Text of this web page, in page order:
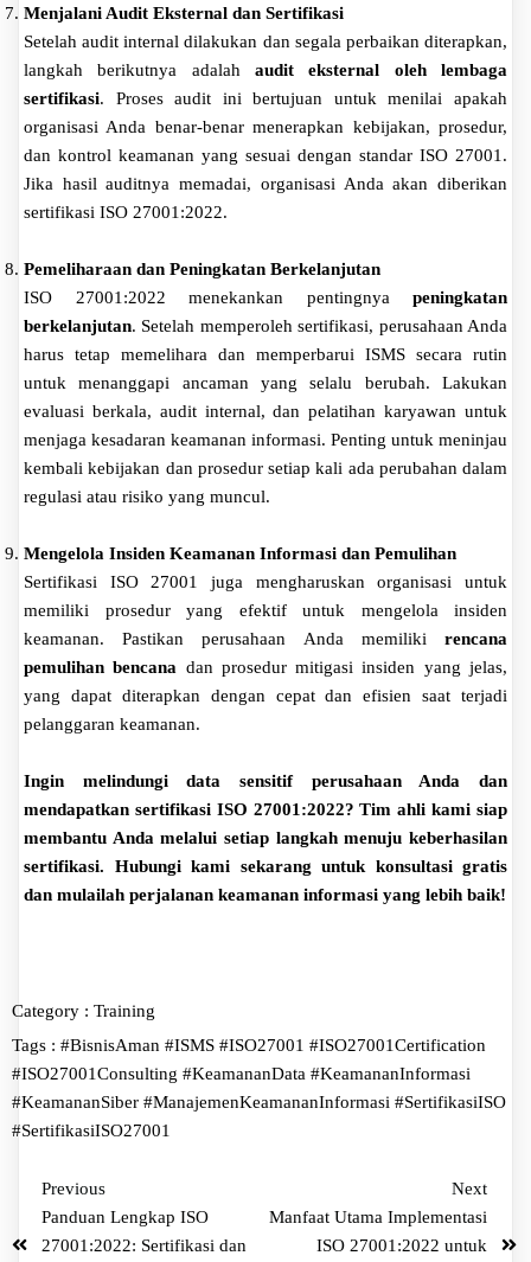
Menjalani Audit Eksternal dan Sertifikasi
Setelah audit internal dilakukan dan segala perbaikan diterapkan,
langkah berikutnya adalah audit eksternal oleh lembaga
sertifikasi. Proses audit ini bertujuan untuk menilai apakah
organisasi Anda benar-benar menerapkan kebijakan, prosedur,
dan kontrol keamanan yang sesuai dengan standar ISO 27001.
Jika hasil auditnya memadai, organisasi Anda akan diberikan
sertifikasi ISO 27001:2022.
Pemeliharaan dan Peningkatan Berkelanjutan
ISO 27001:2022 menekankan pentingnya peningkatan
berkelanjutan. Setelah memperoleh sertifikasi, perusahaan Anda
harus tetap memelihara dan memperbarui ISMS secara rutin
untuk menanggapi ancaman yang selalu berubah. Lakukan
evaluasi berkala, audit internal, dan pelatihan karyawan untuk
menjaga kesadaran keamanan informasi. Penting untuk meninjau
kembali kebijakan dan prosedur setiap kali ada perubahan dalam
regulasi atau risiko yang muncul.
Mengelola Insiden Keamanan Informasi dan Pemulihan
Sertifikasi ISO 27001 juga mengharuskan organisasi untuk
memiliki prosedur yang efektif untuk mengelola insiden
keamanan. Pastikan perusahaan Anda memiliki rencana
pemulihan bencana dan prosedur mitigasi insiden yang jelas,
yang dapat diterapkan dengan cepat dan efisien saat terjadi
pelanggaran keamanan.
Ingin melindungi data sensitif perusahaan Anda dan
mendapatkan sertifikasi ISO 27001:2022? Tim ahli kami siap
membantu Anda melalui setiap langkah menuju keberhasilan
sertifikasi. Hubungi kami sekarang untuk konsultasi gratis
dan mulailah perjalanan keamanan informasi yang lebih baik!
Category : Training
Tags : #BisnisAman #ISMS #ISO27001 #ISO27001Certification
#ISO27001Consulting #KeamananData #KeamananInformasi
#KeamananSiber #ManajemenKeamananInformasi #SertifikasiISO
#SertifikasiISO27001
Previous
Panduan Lengkap ISO
27001:2022: Sertifikasi dan
Next
Manfaat Utama Implementasi
ISO 27001:2022 untuk